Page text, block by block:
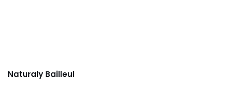
Naturaly Bailleul